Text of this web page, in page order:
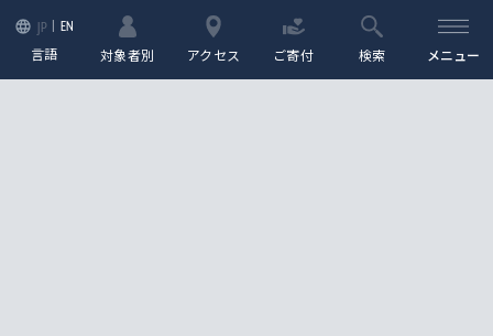
JP EN
言語 対象者別 アクセス ご寄付 検索 メニュー